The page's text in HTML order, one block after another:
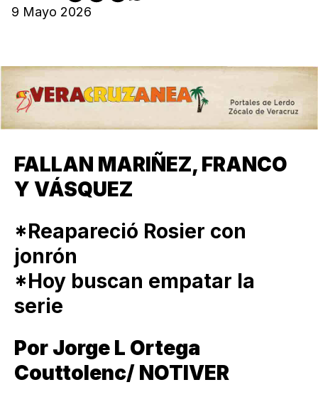
9 Mayo 2026
FALLAN MARIÑEZ, FRANCO
Y VÁSQUEZ
*Reapareció Rosier con
jonrón
*Hoy buscan empatar la
serie
Por Jorge L Ortega
Couttolenc/ NOTIVER